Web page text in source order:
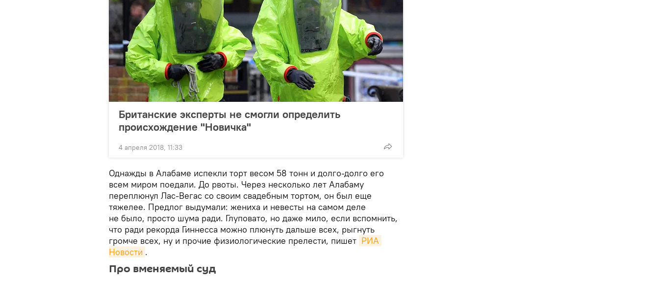
Британские эксперты не смогли определить
происхождение "Новичка"
4 апреля 2018, 11:33
Однажды в Алабаме испекли торт весом 58 тонн и долго-долго его
всем миром поедали. До рвоты. Через несколько лет Алабаму
переплюнул Лас-Вегас со своим свадебным тортом, он был еще
тяжелее. Предлог выдумали: жениха и невесты на самом деле
не было, просто шума ради. Глуповато, но даже мило, если вспомнить,
что ради рекорда Гиннесса можно плюнуть дальше всех, рыгнуть
громче всех, ну и прочие физиологические прелести, пишет РИА
Новости .
Про вменяемый суд